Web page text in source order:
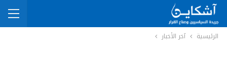
الرئيسية آخر الأخبار